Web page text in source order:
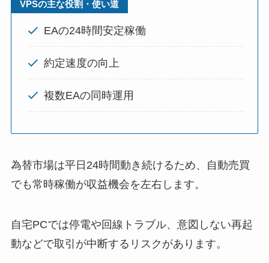
VPSの主な役割・使い道
EAの24時間安定稼働
約定速度の向上
複数EAの同時運用
為替市場は平日24時間動き続けるため、自動売買
でも常時稼働が収益機会を左右します。
自宅PCでは停電や回線トラブル、意図しない再起
動などで取引が中断するリスクがあります。